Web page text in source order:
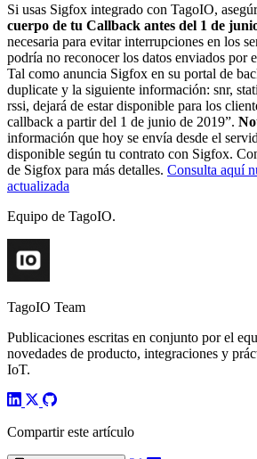
Si usas Sigfox integrado con TagoIO,
cuerpo de tu Callback antes del 1 de
necesaria para evitar interrupciones en los
podría no reconocer los datos enviados por
Tal como anuncia Sigfox en su portal de
duplicate y la siguiente información: snr,
rssi, dejará de estar disponible para los
callback a partir del 1 de junio de 2019”.
información que hoy se envía desde el
disponible según tu contrato con Sigfox.
de Sigfox para más detalles. Consulta aquí
actualizada
Equipo de TagoIO.
TagoIO Team
Publicaciones escritas en conjunto por el
novedades de producto, integraciones y
IoT.
Compartir este artículo